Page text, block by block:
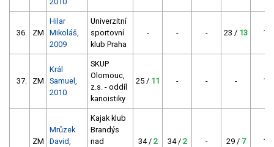
36. ZM
Hilar
Mikoláš,
2009
Univerzitní
sportovní
klub Praha
- - - 23 / 13 13
37. ZM
Král
Samuel,
2010
SKUP
Olomouc,
z.s. - oddíl
kanoistiky
25 / 11 - - - 11
ZM
Mrůzek
David,
Kajak klub
Brandýs
nad
34 / 2 34 / 2 - 29 / 7 11